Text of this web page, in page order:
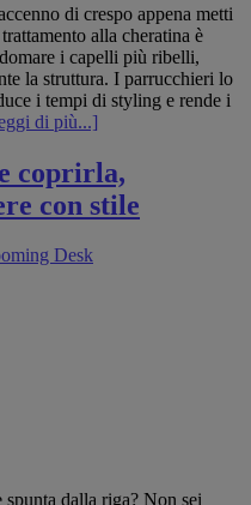
di crespo appena metti
alla cheratina è
i capelli più ribelli,
la struttura. I parrucchieri lo
i tempi di styling e rende i
di più...]
cheratina:
tutto
quello
coprirla,
con stile
Desk
dalla riga? Non sei